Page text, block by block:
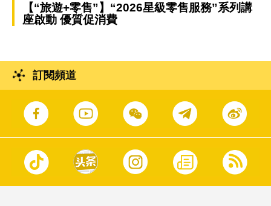
【“旅遊+零售”】“2026星級零售服務”系列講
座啟動 優質促消費
訂閱頻道